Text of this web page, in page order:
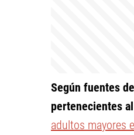
Según fuentes
pertenecientes
adultos mayores